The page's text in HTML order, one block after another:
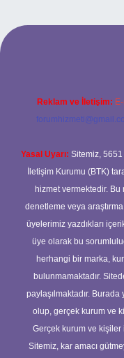
giriş
Reklam ve İletişim:
Yasal Uyarı: Sitemiz,
İletişim Kurumu (BTK)
hizmet vermektedir.
denetleme veya
üyelerimiz yazdıkları
üye olarak bu
herhangi bir marka,
bulunmamaktadır.
paylaşılmaktadır.
olup, gerçek kurum ve
Gerçek kurum ve
Sitemiz, kar amacı